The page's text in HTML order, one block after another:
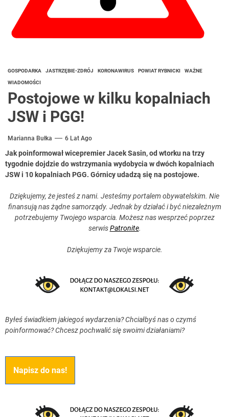
GOSPODARKA JASTRZĘBIE-ZDRÓJ KORONAWIRUS POWIAT RYBNICKI WAŻNE
WIADOMOŚCI
Postojowe w kilku kopalniach
JSW i PGG!
Marianna Bułka 6 Lat Ago
Jak poinformował wicepremier Jacek Sasin, od wtorku na trzy
tygodnie dojdzie do wstrzymania wydobycia w dwóch kopalniach
JSW i 10 kopalniach PGG. Górnicy udadzą się na postojowe.
Dziękujemy, że jesteś z nami. Jesteśmy portalem obywatelskim. Nie
finansują nas żądne samorządy. Jednak by działać i być niezależnym
potrzebujemy Twojego wsparcia. Możesz nas wesprzeć poprzez
serwisPatronite.
Dziękujemy za Twoje wsparcie.
Byłeś świadkiem jakiegoś wydarzenia? Chciałbyś nas o czymś
poinformować? Chcesz pochwalić się swoimi działaniami?
Napisz do nas!